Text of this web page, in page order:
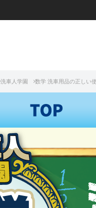
洗車人学園 数学 洗車用品の正しい